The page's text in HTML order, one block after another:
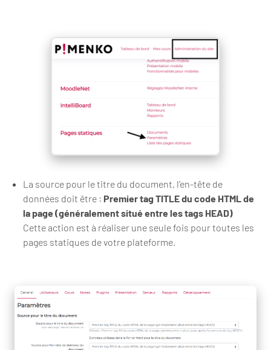
La source pour le titre du document, l’en-tête de
données doit être : Premier tag TITLE du code HTML de
la page (généralement situé entre les tags HEAD)
Cette action est à réaliser une seule fois pour toutes les
pages statiques de votre plateforme.